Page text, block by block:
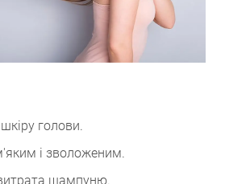
голови.
і зволоженим.
шампуню.